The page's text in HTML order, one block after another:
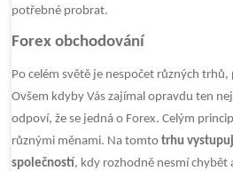
potřebné probrat.
Forex obchodování
Po celém světě je nespočet různých trhů,
Ovšem kdyby Vás zajímal opravdu ten
odpoví, že se jedná o Forex. Celým
různými měnami. Na tomtotrhu
společností, kdy rozhodně nesmí chybět